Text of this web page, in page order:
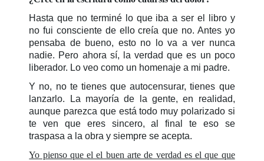
Hasta que no terminé lo que iba a ser el libro y
no fui consciente de ello creía que no. Antes yo
pensaba de bueno, esto no lo va a ver nunca
nadie. Pero ahora sí, la verdad que es un poco
liberador. Lo veo como un homenaje a mi padre.
Y no, no te tienes que autocensurar, tienes que
lanzarlo. La mayoría de la gente, en realidad,
aunque parezca que está todo muy polarizado si
te ven que eres sincero, al final te eso se
traspasa a la obra y siempre se acepta.
Yo pienso que el el buen arte de verdad es el que que